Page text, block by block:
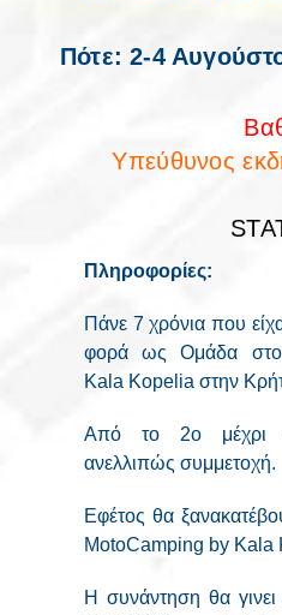
Πότε: 2-4
Υπεύθυνος
Πληροφορίες:
Πάνε 7 χρόνια που
φορά ως Ομάδα στο
Kala Kopelia στην
Από το 2ο μέχρι
ανελλιπώς συμμετοχή.
Εφέτος θα
MotoCamping by Kala
Η συνάντηση θα